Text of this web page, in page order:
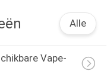
Alle
Vape-